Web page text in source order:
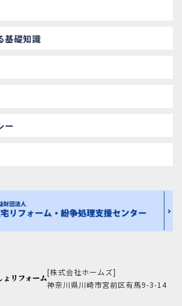
基礎知識
ー
[株式会社ホームズ]
神奈川県川崎市宮前区有馬9-3-14